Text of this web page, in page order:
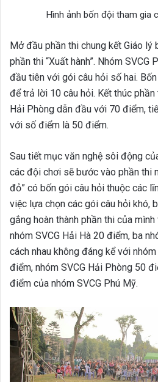
Hình ảnh bốn đội tham gia
Mở đầu phần thi chung kết Giáo
phần thi “Xuất hành”. Nhóm
đầu tiên với gói câu hỏi số hai.
để trả lời 10 câu hỏi. Kết thúc
Hải Phòng dẫn đầu với 70 điểm,
với số điểm là 50 điểm.
Sau tiết mục văn nghệ sôi động
các đội chơi sẽ bước vào phần thi
đỏ” có bốn gói câu hỏi thuộc các
việc lựa chọn các gói câu hỏi khó,
gắng hoàn thành phần thi của
nhóm SVCG Hải Hà 20 điểm, ba
cách nhau không đáng kể với nhóm
điểm, nhóm SVCG Hải Phòng 50
điểm của nhóm SVCG Phú Mỹ.